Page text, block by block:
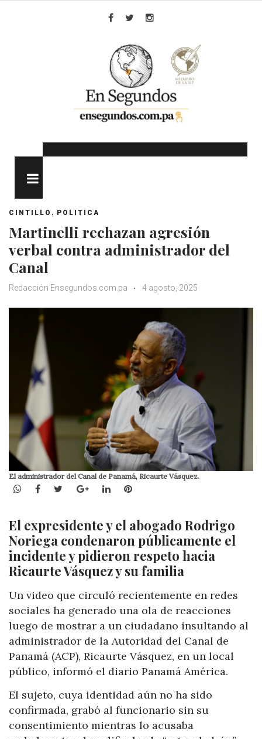
CINTILLO , POLITICA
Martinelli rechazan agresión
verbal contra administrador del
Canal
Redacción Ensegundos.com.pa 4 agosto, 2025
El administrador del Canal de Panamá, Ricaurte Vásquez.
WhatsApp
Facebook
TwitterGoogle+LinkedInPinterest
El expresidente y el abogado Rodrigo
Noriega condenaron públicamente el
incidente y pidieron respeto hacia
Ricaurte Vásquez y su familia
Un video que circuló recientemente en redes
sociales ha generado una ola de reacciones
luego de mostrar a un ciudadano insultando al
administrador de la Autoridad del Canal de
Panamá (ACP), Ricaurte Vásquez, en un local
público, informó el diario Panamá América.
El sujeto, cuya identidad aún no ha sido
confirmada, grabó al funcionario sin su
consentimiento mientras lo acusaba